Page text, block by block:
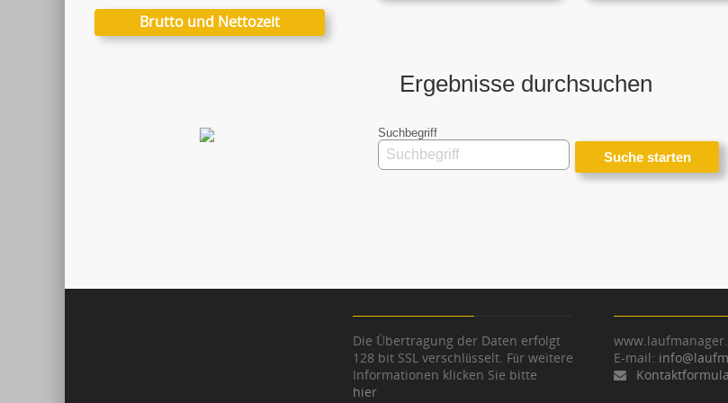
Brutto und Nettozeit
Ergebnisse durchsuchen
Suchbegriff
Die Übertragung der Daten erfolgt
128 bit SSL verschlüsselt. Für weitere
Informationen klicken Sie bitte
hier
E-mail: